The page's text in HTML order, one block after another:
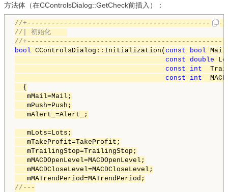
方法体（在CControlsDialog::GetCheck前插入）：
//
//| 初始化
//
bool CControlsDialog::Initialization( const bool
const double
const
int
const
int
{
mMail=Mail;
mPush=Push;
mAlert_=Alert_;
mLots=Lots;
mTakeProfit=TakeProfit;
mTrailingStop=TrailingStop;
mMACDOpenLevel=MACDOpenLevel;
mMACDCloseLevel=MACDCloseLevel;
//---